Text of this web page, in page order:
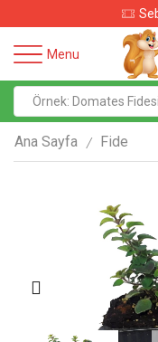
Menu
Ana Sayfa / Fide